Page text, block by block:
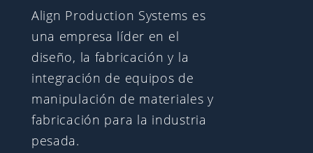
Align Production Systems es
una empresa líder en el
diseño, la fabricación y la
integración de equipos de
manipulación de materiales y
fabricación para la industria
pesada.